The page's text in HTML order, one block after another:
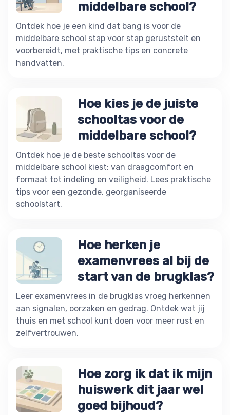
middelbare school?
Ontdek hoe je een kind dat bang is voor de
middelbare school stap voor stap geruststelt en
voorbereidt, met praktische tips en concrete
handvatten.
Hoe kies je de juiste
schooltas voor de
middelbare school?
Ontdek hoe je de beste schooltas voor de
middelbare school kiest: van draagcomfort en
formaat tot indeling en veiligheid. Lees praktische
tips voor een gezonde, georganiseerde
schoolstart.
Hoe herken je
examenvrees al bij de
start van de brugklas?
Leer examenvrees in de brugklas vroeg herkennen
aan signalen, oorzaken en gedrag. Ontdek wat jij
thuis en met school kunt doen voor meer rust en
zelfvertrouwen.
Hoe zorg ik dat ik mijn
huiswerk dit jaar wel
goed bijhoud?